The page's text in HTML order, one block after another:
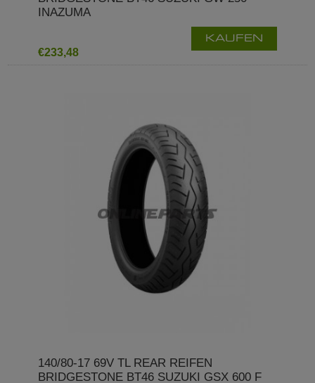
INAZUMA
€233,48
KAUFEN
140/80-17 69V TL REAR REIFEN
BRIDGESTONE BT46 SUZUKI GSX 600 F